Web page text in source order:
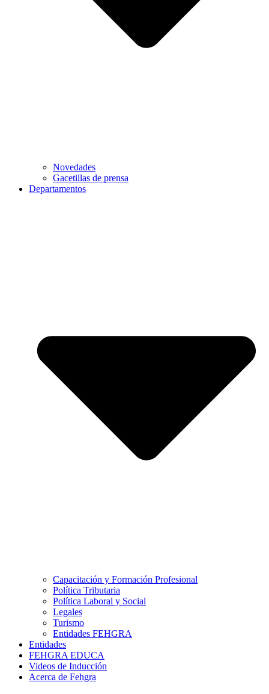
Novedades
Gacetillas de prensa
Departamentos
Capacitación y Formación Profesional
Política Tributaria
Política Laboral y Social
Legales
Turismo
Entidades FEHGRA
Entidades
FEHGRA EDUCA
Videos de Inducción
Acerca de Fehgra